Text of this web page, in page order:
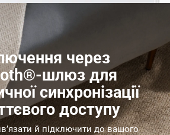
через
шлюз для
синхронізації
доступу
й підключити до вашого